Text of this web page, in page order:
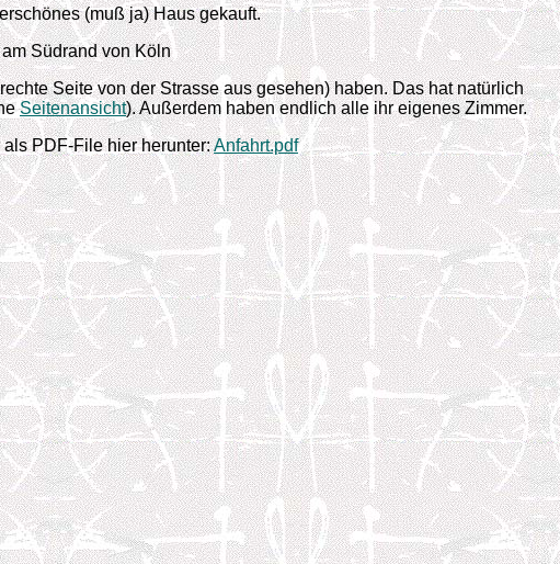
(muß ja) Haus gekauft.
Südrand von Köln
Seite von der Strasse aus gesehen) haben. Das hat natürlich
Seitenansicht). Außerdem haben endlich alle ihr eigenes Zimmer.
PDF-File hier herunter:Anfahrt.pdf